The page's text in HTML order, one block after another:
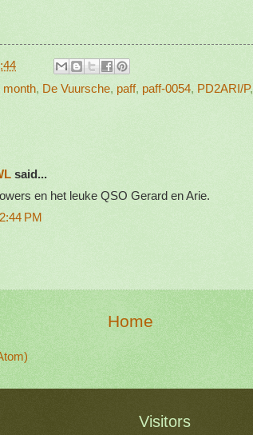
month, De Vuursche, paff, paff-0054, PD2ARI/P,
said...
en het leuke QSO Gerard en Arie.
PM
Home
Visitors